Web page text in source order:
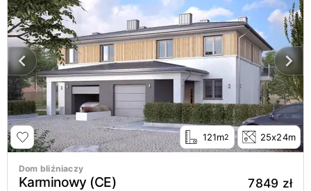
121m2 25x24m
Dom bliźniaczy
Karminowy (CE) 7849 zł